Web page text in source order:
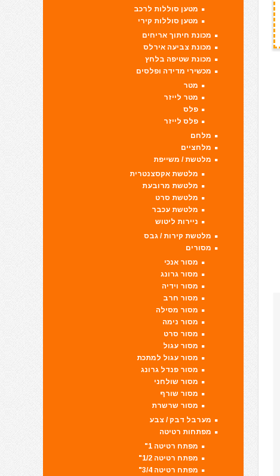
מטען סוללות לרכב
מטען סוללות קירי
מכונת חיתוך אריחים
מכונת צביעה אירלס
מכונת שטיפה בלחץ
מכשירי מדידה ופלסים
מטר
מטר לייזר
פלס
פלס לייזר
מלחם
מלחציים
מלטשת / משייפת
מלטשת אקסצנטרית
מלטשת מרובעת
מלטשת סרט
מלטשת עכבר
ניירות ליטוש
מלטשת קירות / גבס
מסורים
מסור אנכי
מסור גרונג
מסור וידיה
מסור חרב
מסור מסילה
מסור נימה
מסור סרט
מסור עגול
מסור עגול למתכת
מסור פנדל גרונג
מסור שולחני
מסור שורף
מסור שרשרת
מערבל דבק / צבע
מפתחות רטיטה
מפתח רטיטה 1"
מפתח רטיטה 1/2"
מפתח רטיטה 3/4"